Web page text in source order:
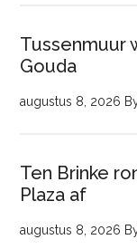
Tussenmuur
Gouda
augustus 8, 2026
Ten Brinke
Plaza af
augustus 8, 2026